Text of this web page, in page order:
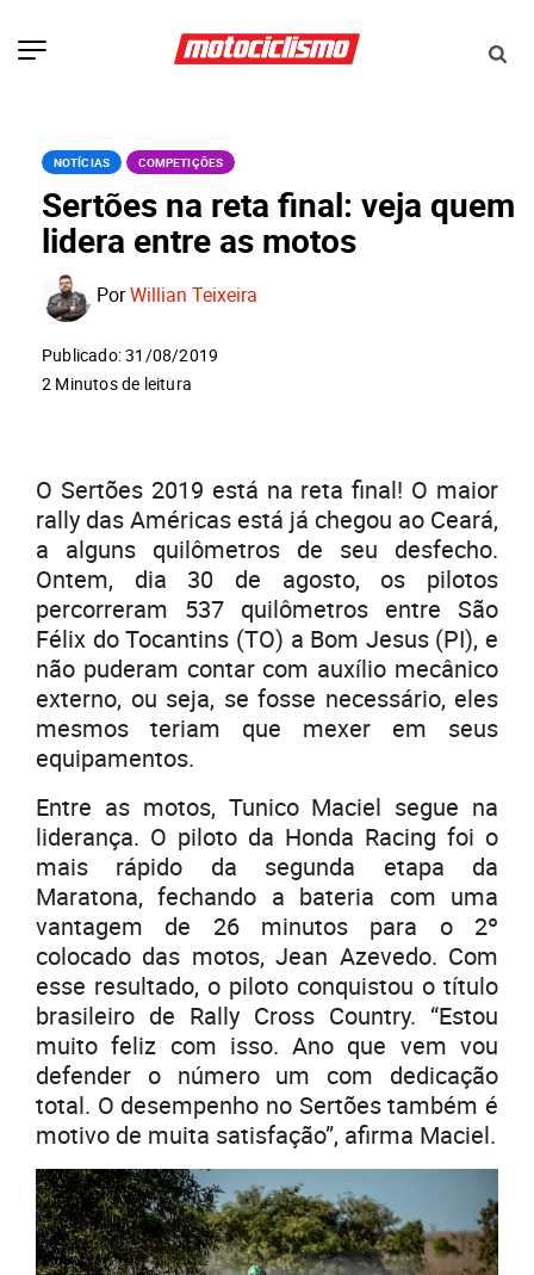
NOTÍCIAS COMPETIÇÕES
Sertões na reta final: veja quem
lidera entre as motos
PorWillian Teixeira
Publicado: 31/08/2019
2 Minutos de leitura
O Sertões 2019 está na reta final! O maior
rally das Américas está já chegou ao Ceará,
a alguns quilômetros de seu desfecho.
Ontem, dia 30 de agosto, os pilotos
percorreram 537 quilômetros entre São
Félix do Tocantins (TO) a Bom Jesus (PI), e
não puderam contar com auxílio mecânico
externo, ou seja, se fosse necessário, eles
mesmos teriam que mexer em seus
equipamentos.
Entre as motos, Tunico Maciel segue na
liderança. O piloto da Honda Racing foi o
mais rápido da segunda etapa da
Maratona, fechando a bateria com uma
vantagem de 26 minutos para o 2º
colocado das motos, Jean Azevedo. Com
esse resultado, o piloto conquistou o título
brasileiro de Rally Cross Country. “Estou
muito feliz com isso. Ano que vem vou
defender o número um com dedicação
total. O desempenho no Sertões também é
motivo de muita satisfação”, afirma Maciel.